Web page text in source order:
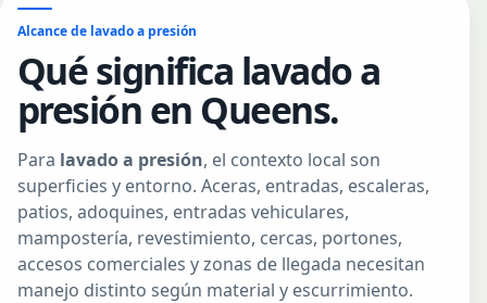
Alcance de lavado a presión
Qué significa lavado a
presión en Queens.
Para lavado a presión, el contexto local son
superficies y entorno. Aceras, entradas, escaleras,
patios, adoquines, entradas vehiculares,
mampostería, revestimiento, cercas, portones,
accesos comerciales y zonas de llegada necesitan
manejo distinto según material y escurrimiento.